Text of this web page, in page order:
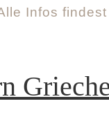
Infos